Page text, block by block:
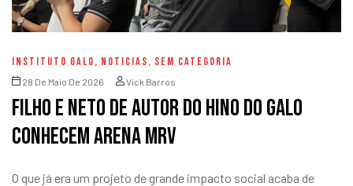
INSTITUTO GALO, NOTICIAS, SEM CATEGORIA
28 De Maio De 2026 Vick Barros
Filho e neto de autor do hino do Galo
conhecem Arena MRV
O que já era um projeto de grande impacto social acaba de